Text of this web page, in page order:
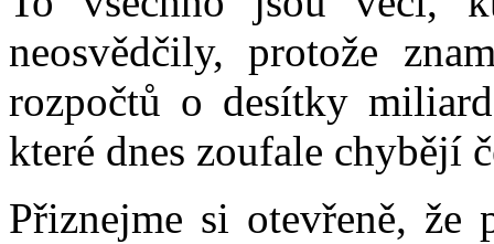
neosvědčily, protože
rozpočtů o desítky
které dnes zoufale chybějí
Přiznejme si otevřeně,